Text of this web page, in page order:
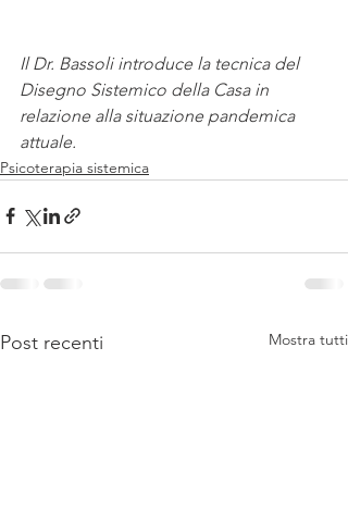
Il Dr. Bassoli introduce la tecnica del
Disegno Sistemico della Casa in
relazione alla situazione pandemica
attuale.
Psicoterapia sistemica
Post recenti Mostra tutti